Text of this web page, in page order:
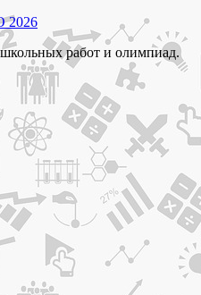
2026
работ и олимпиад.